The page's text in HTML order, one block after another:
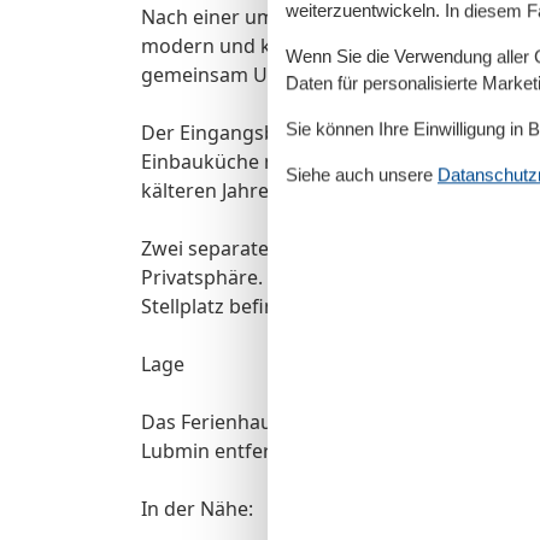
Nach einer umfassenden Umgestaltung
modern und komfortabel ausgestattet ?
gemeinsam Urlaub machen möchten.
Der Eingangsbereich bietet einen
Einbauküche mit Sitzbereich und Zugang
kälteren Jahreszeit für gemütliche Wärme.
Zwei separate Schlafzimmer mit jeweils
Privatsphäre. Das ganze Haus ist hell,
Stellplatz befindet sich direkt am Haus.
Lage
Das Ferienhaus liegt nur etwa 800 Meter
Lubmin entfernt. Der nächste größere Ort
In der Nähe:
weiterzuentwickeln. In diesem
Wenn Sie die Verwendung
Daten für personalisierte
Sie können Ihre Einwilligung in
Siehe auch unsere